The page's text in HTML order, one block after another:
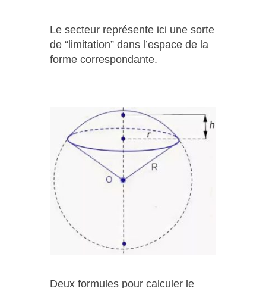
Le secteur représente ici une sorte
de “limitation” dans l’espace de la
forme correspondante.
Deux formules pour calculer le